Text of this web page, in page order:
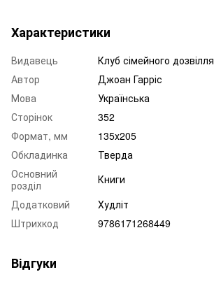
Характеристики
Видавець
Клуб сімейного дозвілля
Автор
Джоан Гарріс
Мова
Українська
Сторінок
352
Формат, мм
135х205
Обкладинка
Тверда
Основний
розділ
Книги
Додатковий
Худліт
Штрихкод
9786171268449
Відгуки